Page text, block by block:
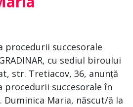
procedurii succesorale
cu sediul biroului
str. Tretiacov, 36, anunță
procedurii succesorale în
Duminica Maria, născut/ă la